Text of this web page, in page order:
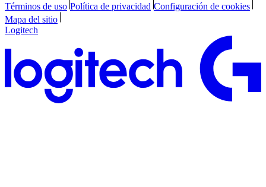
Términos de uso Política de privacidad Configuración de cookies
Mapa del sitio
Logitech